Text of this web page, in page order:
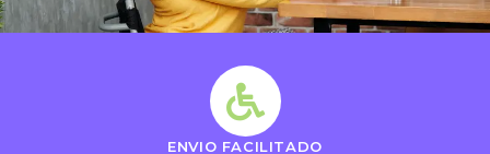
ENVIO FACILITADO